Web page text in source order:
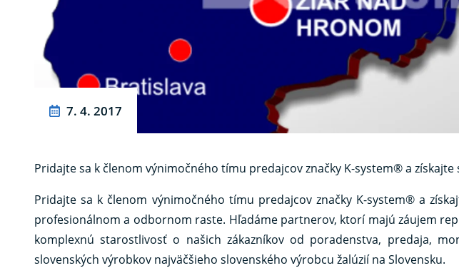
7. 4. 2017
Pridajte sa k členom výnimočného tímu predajcov značky K-system® a
Pridajte sa k členom výnimočného tímu predajcov značky K-system® a
profesionálnom a odbornom raste. Hľadáme partnerov, ktorí majú záujem
komplexnú starostlivosť o našich zákazníkov od poradenstva, predaja,
slovenských výrobkov najväčšieho slovenského výrobcu žalúzií na Slovensku.